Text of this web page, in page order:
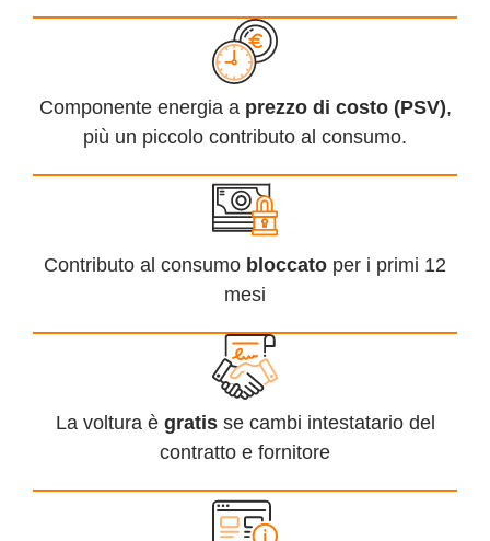
Componente energia a prezzo di costo (PSV),
più un piccolo contributo al consumo.
Contributo al consumo bloccato per i primi 12
mesi
La voltura è gratisse cambi intestatario del
contratto e fornitore